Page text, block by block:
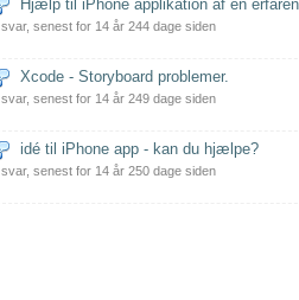
Hjælp til iPhone applikation af en
svar, senest for 14 år 244 dage siden
Xcode - Storyboard problemer.
svar, senest for 14 år 249 dage siden
idé til iPhone app - kan du hjælpe?
svar, senest for 14 år 250 dage siden